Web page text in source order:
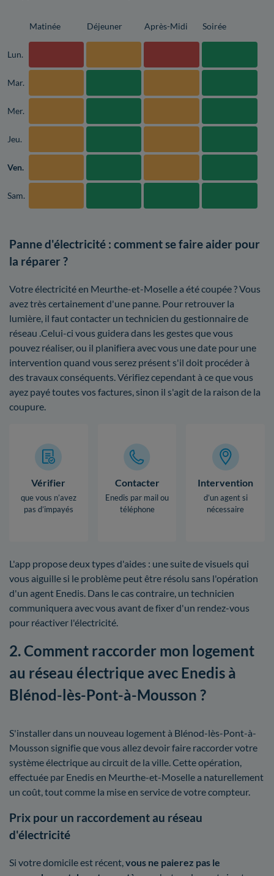
Matinée Déjeuner Après-Midi Soirée
Lun.
Mar.
Mer.
Jeu.
Ven.
Sam.
Panne d'électricité : comment se faire aider pour
la réparer ?
Votre électricité en Meurthe-et-Moselle a été coupée ? Vous
avez très certainement d'une panne. Pour retrouver la
lumière, il faut contacter un technicien du gestionnaire de
réseau .Celui-ci vous guidera dans les gestes que vous
pouvez réaliser, ou il planifiera avec vous une date pour une
intervention quand vous serez présent s'il doit procéder à
des travaux conséquents. Vérifiez cependant à ce que vous
ayez payé toutes vos factures, sinon il s'agit de la raison de la
coupure.
Vérifier
que vous n’avez
pas d’impayés
Contacter
Enedis par mail ou
téléphone
Intervention
d’un agent si
nécessaire
L'app propose deux types d'aides : une suite de visuels qui
vous aiguille si le problème peut être résolu sans l'opération
d'un agent Enedis. Dans le cas contraire, un technicien
communiquera avec vous avant de fixer d'un rendez-vous
pour réactiver l'électricité.
2. Comment raccorder mon logement
au réseau électrique avec Enedis à
Blénod-lès-Pont-à-Mousson ?
S'installer dans un nouveau logement à Blénod-lès-Pont-à-
Mousson signifie que vous allez devoir faire raccorder votre
système électrique au circuit de la ville. Cette opération,
effectuée par Enedis en Meurthe-et-Moselle a naturellement
un coût, tout comme la mise en service de votre compteur.
Prix pour un raccordement au réseau
d'électricité
Si votre domicile est récent,vous ne paierez pas le